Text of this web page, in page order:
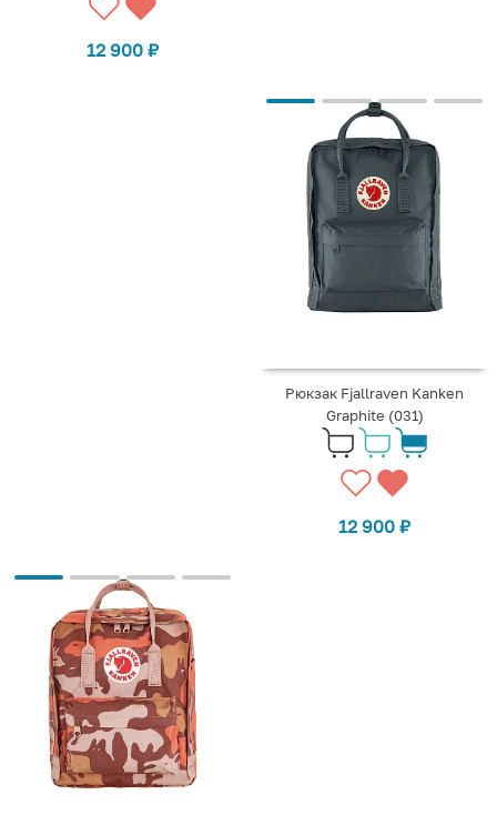
12 900 ₽
Рюкзак Fjallraven Kanken
Graphite (031)
12 900 ₽